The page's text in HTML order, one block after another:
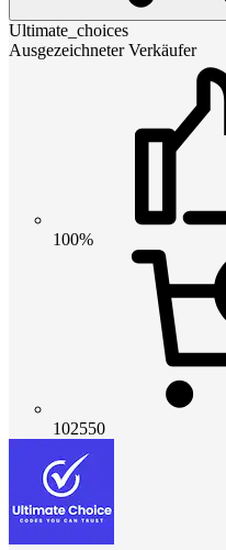
Ultimate_choices
Ausgezeichneter Verkäufer
100%
102550